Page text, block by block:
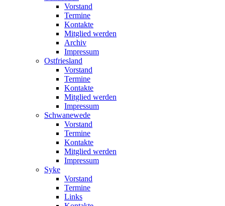
Vorstand
Termine
Kontakte
Mitglied werden
Archiv
Impressum
Ostfriesland
Vorstand
Termine
Kontakte
Mitglied werden
Impressum
Schwanewede
Vorstand
Termine
Kontakte
Mitglied werden
Impressum
Syke
Vorstand
Termine
Links